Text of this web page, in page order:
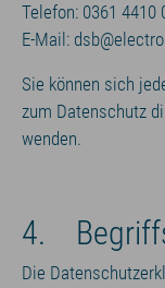
Telefon: 0361 4410
E-Mail:
Sie können sich
zum Datenschutz
wenden.
4.
Die